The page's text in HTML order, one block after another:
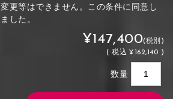
変更等はできません。この条件に同意し
ました。
¥147,400(税別)
(税込 ¥162,140 )
数量